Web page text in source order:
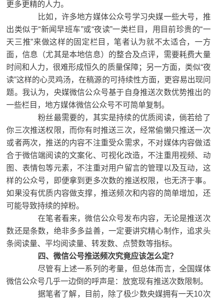
更多更精的人力。
比如，许多地方媒体公众号学习央媒一些大号，推
出类似于“新闻早班车”或“夜读”一类栏目，用目前珍贵的“一
天三推”来做这样的固定栏目，笔者认为就不太适合，一方
面，信息（尤其是本地信息）的整合及点评，需要耗费大量
时间和人力，很难形成恒久的质量保障；另一方面，类似“夜
读”这样的心灵鸡汤，在稿源的可持续性方面，更容易出现问
题。我认为，央媒微信公众号基于自身推送次数优势推出的
一些栏目，地方媒体微信公众号不可简单复制。
粉丝最需要的，其实是持续的优质阅读，倘若给了
你三次推送权限，而你有时推送三次，经常偷懒只推送一次
或者两次，推送的内容不注重受众需求，不对媒体内容做适
合于微信端阅读的文案化、可视化改造，不注重用视频、动
图、表情包等元素，不注重对用户留言的管理以及互动，这
样的公众号，即便拿到更多次数的推送权限，也无济于事。
如果没有优质内容做支撑，推送频次和内容的简单增加，还
可能导致持续的掉粉。
在笔者看来，微信公众号发布内容，无论是推送次
数还是条数，绝非多多益善，一定要讲究精心制作，追求头
条阅读量、平均阅读量、转发数、点赞数等指标。
四、微信公号推送频次究竟应该怎么定？
尽管有上述一系列的考量，但总体而言，全国媒体
微信公众号几乎一边倒的呼声是：放宽现有推送次数限制。
据笔者了解，目前，除了极少数央媒拥有一天10次